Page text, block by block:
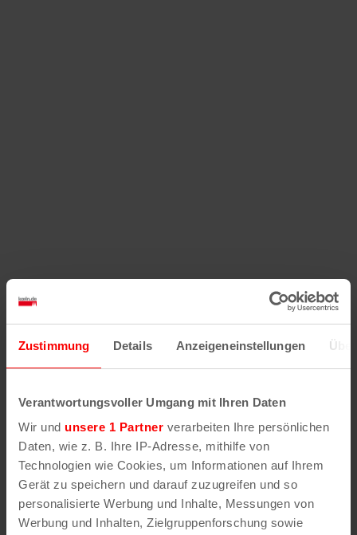
Zustimmung Details Anzeigeneinstellungen
Verantwortungsvoller Umgang mit Ihren Daten
Wir und unsere 1 Partner verarbeiten Ihre persönlichen
Daten, wie z. B. Ihre IP-Adresse, mithilfe von
Technologien wie Cookies, um Informationen auf Ihrem
Gerät zu speichern und darauf zuzugreifen und so
personalisierte Werbung und Inhalte, Messungen von
Werbung und Inhalten, Zielgruppenforschung sowie